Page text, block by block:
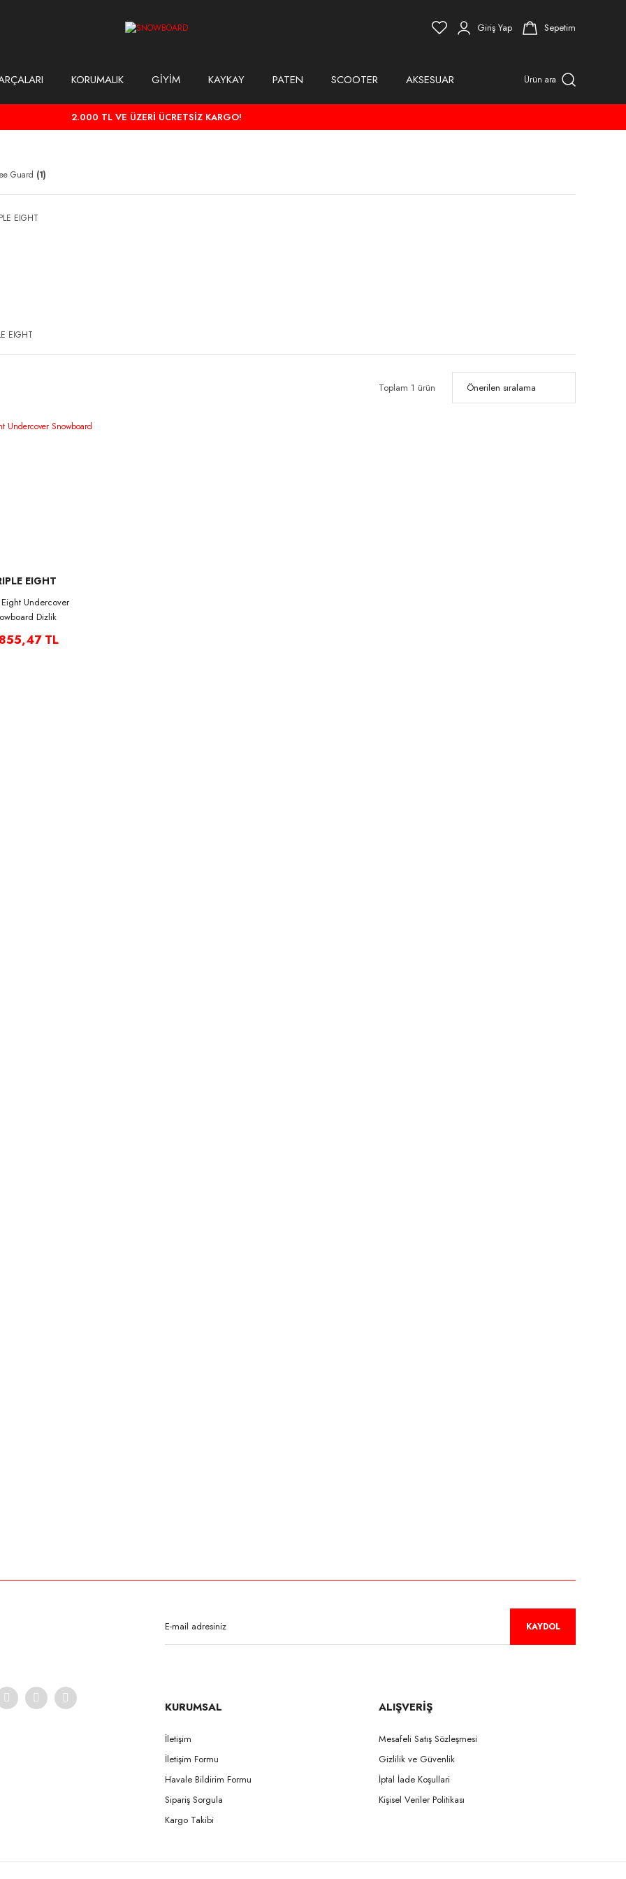
Giriş Yap Sepetim
KORUMALIK GİYİM KAYKAY PATEN SCOOTER AKSESUAR Ürün ara
2.000 TL VE ÜZERİ ÜCRETSİZ KARGO!
Guard (1)
EIGHT
Toplam 1 ürün
EIGHT
Undercover
Dizlik
TL
KAYDOL
KURUMSAL
İletişim
İletişim Formu
Havale Bildirim Formu
Sipariş Sorgula
Kargo Takibi
ALIŞVERİŞ
Mesafeli Satış Sözleşmesi
Gizlilik ve Güvenlik
İptal İade Koşullari
Kişisel Veriler Politikası